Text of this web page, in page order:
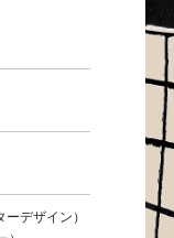
デザイン）